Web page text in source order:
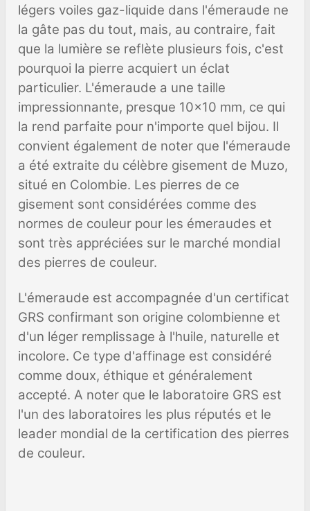
légers voiles gaz-liquide dans l'émeraude ne
la gâte pas du tout, mais, au contraire, fait
que la lumière se reflète plusieurs fois, c'est
pourquoi la pierre acquiert un éclat
particulier. L'émeraude a une taille
impressionnante, presque 10x10 mm, ce qui
la rend parfaite pour n'importe quel bijou. Il
convient également de noter que l'émeraude
a été extraite du célèbre gisement de Muzo,
situé en Colombie. Les pierres de ce
gisement sont considérées comme des
normes de couleur pour les émeraudes et
sont très appréciées sur le marché mondial
des pierres de couleur.
L'émeraude est accompagnée d'un certificat
GRS confirmant son origine colombienne et
d'un léger remplissage à l'huile, naturelle et
incolore. Ce type d'affinage est considéré
comme doux, éthique et généralement
accepté. A noter que le laboratoire GRS est
l'un des laboratoires les plus réputés et le
leader mondial de la certification des pierres
de couleur.